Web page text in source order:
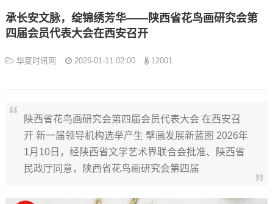
承长安文脉，绽锦绣芳华——陕西省花鸟画研究会第
四届会员代表大会在西安召开
华夏时讯网 2026-01-11 02:00 12001
陕西省花鸟画研究会第四届会员代表大会 在西安召
开 新一届领导机构选举产生 擘画发展新蓝图 2026年
1月10日，经陕西省文学艺术界联合会批准、陕西省
民政厅同意，陕西省花鸟画研究会第四届